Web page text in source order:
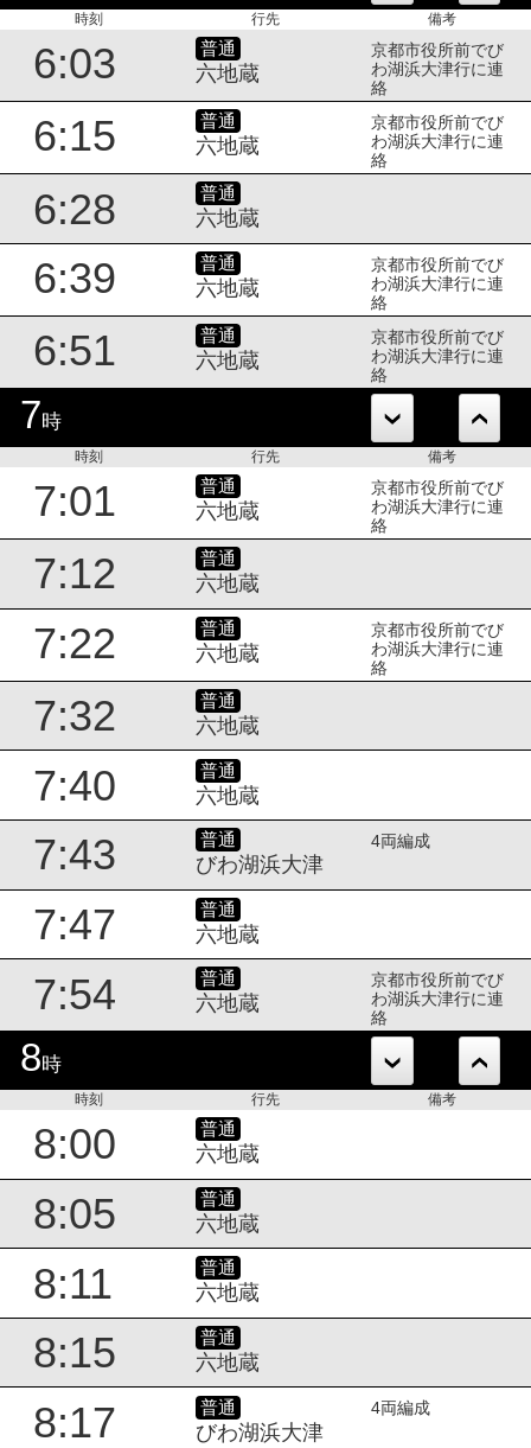
時刻 行先 備考
6:03 普通
六地蔵
京都市役所前でび
わ湖浜大津行に連
絡
6:15 普通
六地蔵
京都市役所前でび
わ湖浜大津行に連
絡
6:28 普通
六地蔵
6:39 普通
六地蔵
京都市役所前でび
わ湖浜大津行に連
絡
6:51 普通
六地蔵
京都市役所前でび
わ湖浜大津行に連
絡
7時
時刻 行先 備考
7:01 普通
六地蔵
京都市役所前でび
わ湖浜大津行に連
絡
7:12 普通
六地蔵
7:22 普通
六地蔵
京都市役所前でび
わ湖浜大津行に連
絡
7:32 普通
六地蔵
7:40 普通
六地蔵
7:43 普通
びわ湖浜大津
4両編成
7:47 普通
六地蔵
7:54 普通
六地蔵
京都市役所前でび
わ湖浜大津行に連
絡
8時
時刻 行先 備考
8:00 普通
六地蔵
8:05 普通
六地蔵
8:11 普通
六地蔵
8:15 普通
六地蔵
8:17 普通
びわ湖浜大津
4両編成